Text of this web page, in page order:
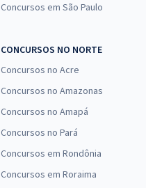
Concursos em São Paulo
CONCURSOS NO NORTE
Concursos no Acre
Concursos no Amazonas
Concursos no Amapá
Concursos no Pará
Concursos em Rondônia
Concursos em Roraima